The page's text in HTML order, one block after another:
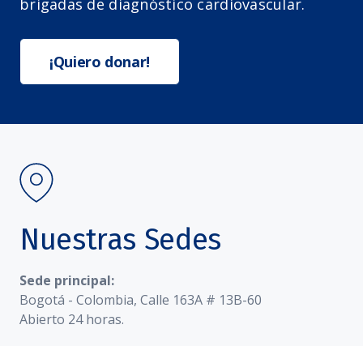
¡Quiero donar!
Nuestras Sedes
Sede principal:
Bogotá - Colombia, Calle 163A # 13B-60
Abierto 24 horas.